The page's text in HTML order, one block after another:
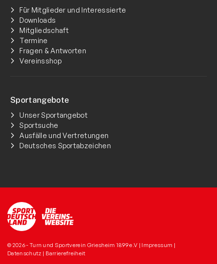
Für Mitglieder und Interessierte
Downloads
Mitgliedschaft
Termine
Fragen & Antworten
Vereinsshop
Sportangebote
Unser Sportangebot
Sportsuche
Ausfälle und Vertretungen
Deutsches Sportabzeichen
© 2026 - Turn und Sportverein Griesheim 1899 e.V | Impressum |
Datenschutz | Barrierefreiheit